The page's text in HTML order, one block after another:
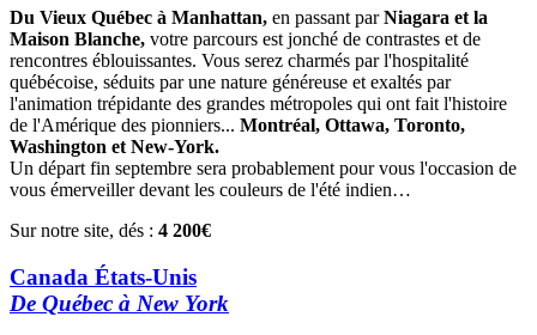
Du Vieux Québec à Manhattan, en passant parNiagara et la
Maison Blanche, votre parcours est jonché de contrastes et de
rencontres éblouissantes. Vous serez charmés par l'hospitalité
québécoise, séduits par une nature généreuse et exaltés par
l'animation trépidante des grandes métropoles qui ont fait l'histoire
de l'Amérique des pionniers... Montréal, Ottawa, Toronto,
Washington et New-York.
Un départ fin septembre sera probablement pour vous l'occasion de
vous émerveiller devant les couleurs de l'été indien…
Sur notre site, dés : 4 200€
Canada États-Unis
De Québec à New York